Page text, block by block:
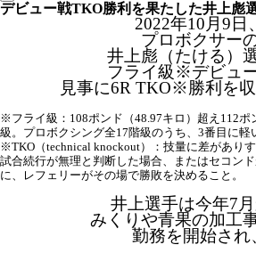
デビュー戦TKO勝利を果たした井上彪
2022年10月9日、
プロボクサー
井上彪（たける）
フライ級※デビュ
見事に6R TKO※勝利を収
※フライ級：108ポンド（48.97キロ）超え112ポ
級。プロボクシング全17階級のうち、3番目に軽
※TKO（technical knockout）：技量に差があり
試合続行が無理と判断した場合、またはセコン
に、レフェリーがその場で勝敗を決めること。
井上選手は今年7
みくりや青果の加工
勤務を開始され